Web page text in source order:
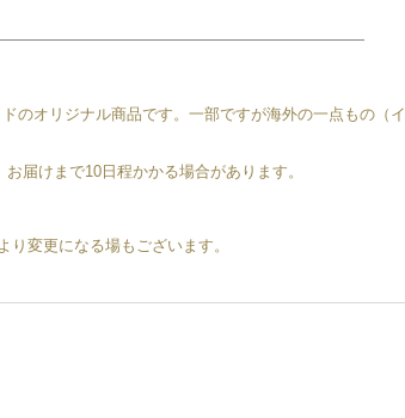
のオリジナル商品です。一部ですが海外の一点もの（イ
届けまで10日程かかる場合があります。
変更になる場もございます。